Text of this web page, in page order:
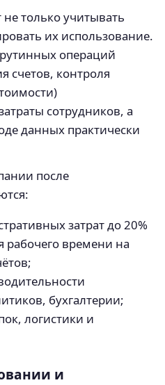
только учитывать
их использование.
операций
счетов, контроля
сотрудников, а
данных практически
после
затрат до 20%
рабочего времени на
бухгалтерии;
логистики и
и